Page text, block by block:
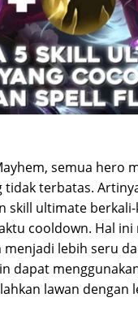
semua hero
tidak terbatas.
skill ultimate
cooldown. Hal
lebih seru
dapat
lawan dengan